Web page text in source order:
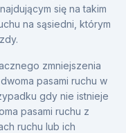
się na takim
na sąsiedni, którym
zmniejszenia
pasami ruchu w
gdy nie istnieje
pasami ruchu z
ruchu lub ich